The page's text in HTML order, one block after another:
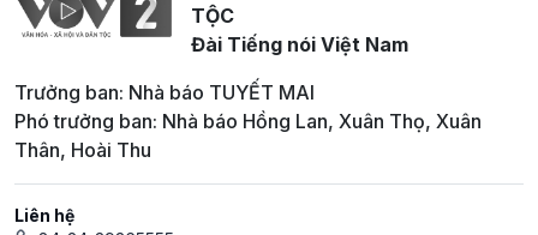
TỘC
Đài Tiếng nói Việt Nam
Trưởng ban: Nhà báo TUYẾT MAI
Phó trưởng ban: Nhà báo Hồng Lan, Xuân Thọ, Xuân
Thân, Hoài Thu
Liên hệ